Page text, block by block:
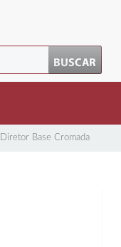
Base Cromada